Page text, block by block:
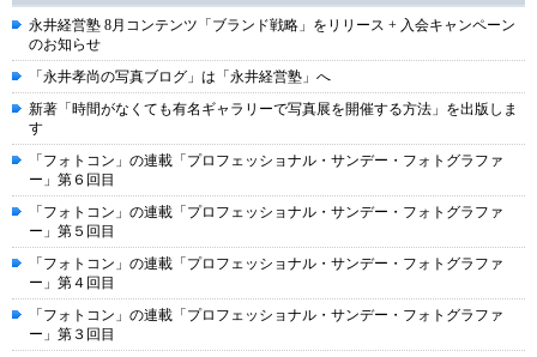
永井経営塾 8月コンテンツ「ブランド戦略」をリリース + 入会キャンペーン
のお知らせ
「永井孝尚の写真ブログ」は「永井経営塾」へ
新著「時間がなくても有名ギャラリーで写真展を開催する方法」を出版しま
す
「フォトコン」の連載「プロフェッショナル・サンデー・フォトグラファ
ー」第６回目
「フォトコン」の連載「プロフェッショナル・サンデー・フォトグラファ
ー」第５回目
「フォトコン」の連載「プロフェッショナル・サンデー・フォトグラファ
ー」第４回目
「フォトコン」の連載「プロフェッショナル・サンデー・フォトグラファ
ー」第３回目